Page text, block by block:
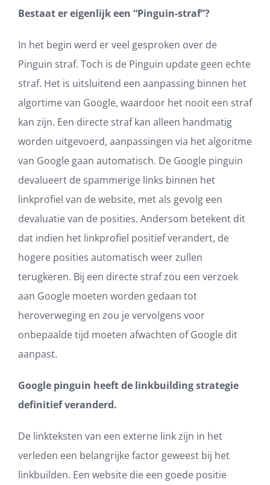
Bestaat er eigenlijk een “Pinguin-straf”?
In het begin werd er veel gesproken over de
Pinguin straf. Toch is de Pinguin update geen echte
straf. Het is uitsluitend een aanpassing binnen het
algortime van Google, waardoor het nooit een straf
kan zijn. Een directe straf kan alleen handmatig
worden uitgevoerd, aanpassingen via het algoritme
van Google gaan automatisch. De Google pinguin
devalueert de spammerige links binnen het
linkprofiel van de website, met als gevolg een
devaluatie van de posities. Andersom betekent dit
dat indien het linkprofiel positief verandert, de
hogere posities automatisch weer zullen
terugkeren. Bij een directe straf zou een verzoek
aan Google moeten worden gedaan tot
heroverweging en zou je vervolgens voor
onbepaalde tijd moeten afwachten of Google dit
aanpast.
Google pinguin heeft de linkbuilding strategie
definitief veranderd.
De linkteksten van een externe link zijn in het
verleden een belangrijke factor geweest bij het
linkbuilden. Een website die een goede positie